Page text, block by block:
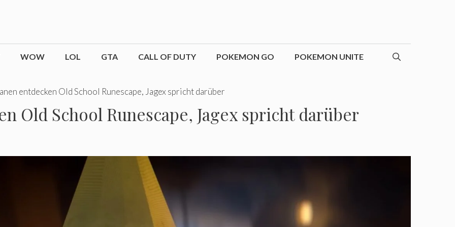
WOW LOL GTA CALL OF DUTY POKEMON GO POKEMON UNITE
entdecken Old School Runescape, Jagex spricht darüber
Old School Runescape, Jagex spricht darüber